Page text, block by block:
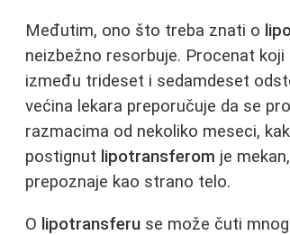
Međutim, ono što treba znati o
neizbežno resorbuje. Procenat
između trideset i sedamdeset
većina lekara preporučuje da se
razmacima od nekoliko meseci,
postignut lipotransferom je
prepoznaje kao strano telo.
O lipotransferu se može čuti